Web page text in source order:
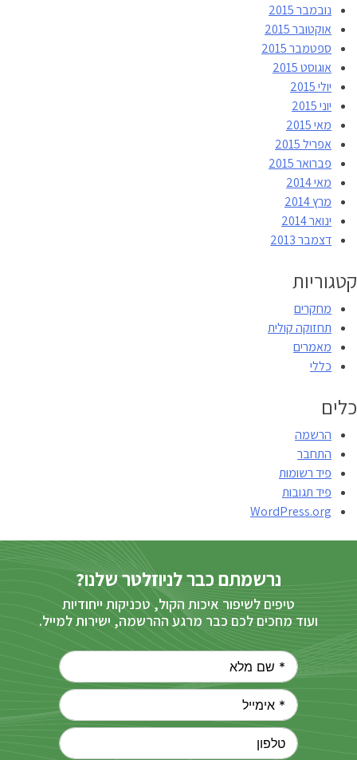
נובמבר 2015
אוקטובר 2015
ספטמבר 2015
אוגוסט 2015
יולי 2015
יוני 2015
מאי 2015
אפריל 2015
פברואר 2015
מאי 2014
מרץ 2014
ינואר 2014
דצמבר 2013
קטגוריות
מחקרים
תחזוקה קולית
מאמרים
כללי
כלים
הרשמה
התחבר
פיד רשומות
פיד תגובות
WordPress.org
נרשמתם כבר לניוזלטר שלנו?
טיפים לשיפור איכות הקול, טכניקות ייחודיות
ועוד מחכים לכם כבר מרגע ההרשמה, ישירות למייל.